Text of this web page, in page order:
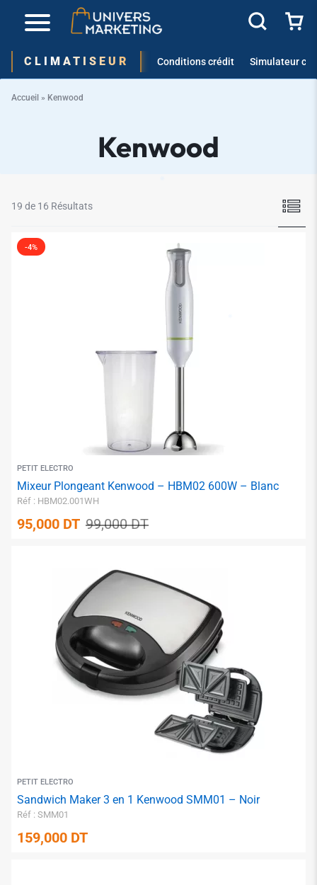
CLIMATISEUR Conditions crédit Simulateur
Accueil » Kenwood
Kenwood
19 de 16 Résultats
-4%
PETIT ELECTRO
Mixeur Plongeant Kenwood – HBM02 600W – Blanc
Réf : HBM02.001WH
99,000DT
95,000 DT
PETIT ELECTRO
Sandwich Maker 3 en 1 Kenwood SMM01 – Noir
Réf : SMM01
159,000 DT
✱